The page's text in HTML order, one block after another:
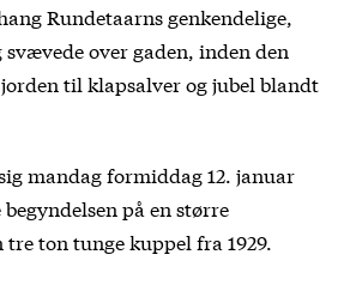
Rundetaarns genkendelige,
over gaden, inden den
til klapsalver og jubel blandt
mandag formiddag 12. januar
på en større
ton tunge kuppel fra 1929.